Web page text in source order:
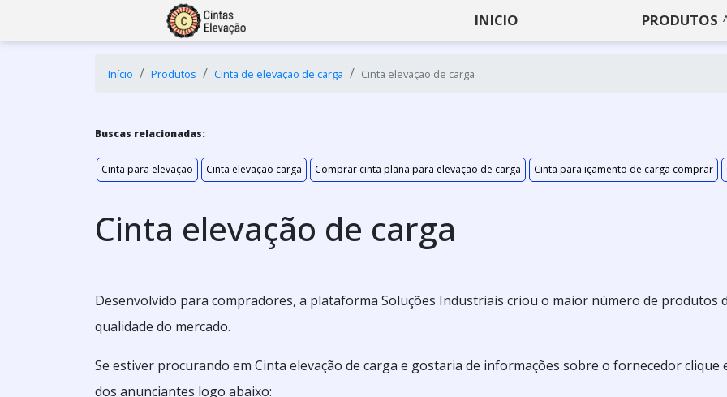
INICIO PRODUTOS
Início Produtos Cinta de elevação de carga Cinta elevação de carga
Buscas relacionadas:
Cinta para elevação Cinta elevação carga Comprar cinta plana para elevação de carga Cinta para içamento de carga comprar
Cinta elevação de carga
Desenvolvido para compradores, a plataforma Soluções Industriais criou o maior número de produtos
qualidade do mercado.
Se estiver procurando em Cinta elevação de carga e gostaria de informações sobre o fornecedor clique
dos anunciantes logo abaixo: